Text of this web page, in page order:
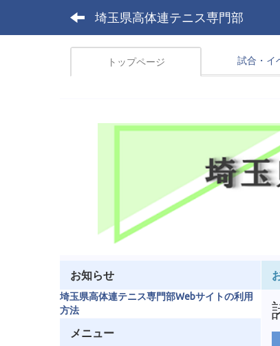
埼玉県高体連テニス専門部
トップページ 試合・イ
お知らせ
埼玉県高体連テニス専門部Webサイトの利用
方法
メニュー